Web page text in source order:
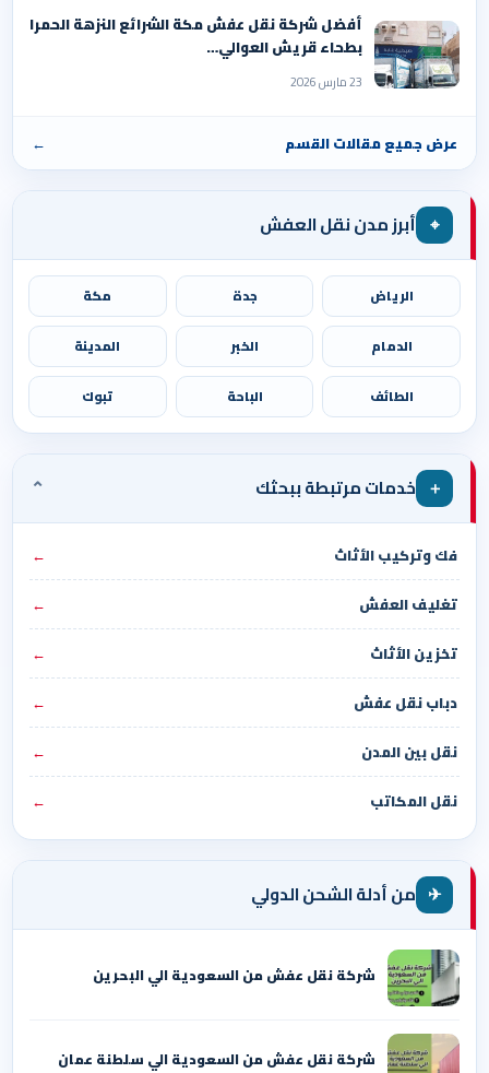
أفضل شركة نقل عفش مكة الشرائع النزهة الحمرا
بطحاء قريش العوالي…
23 مارس 2026
عرض جميع مقالات القسم ←
⌖ أبرز مدن نقل العفش
الرياض جدة مكة
الدمام الخبر المدينة
الطائف الباحة تبوك
＋ خدمات مرتبطة ببحثك ⌄
فك وتركيب الأثاث
←
تغليف العفش
←
تخزين الأثاث
←
دباب نقل عفش
←
نقل بين المدن
←
نقل المكاتب
←
✈ من أدلة الشحن الدولي
شركة نقل عفش من السعودية الي البحرين
شركة نقل عفش من السعودية الي سلطنة عمان